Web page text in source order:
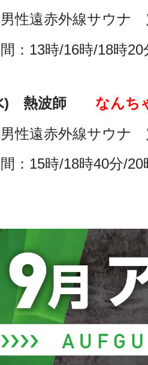
男性遠赤外線サウナ
：13時/16時/18時20
) 熱波師 なんち
男性遠赤外線サウナ
：15時/18時40分/20